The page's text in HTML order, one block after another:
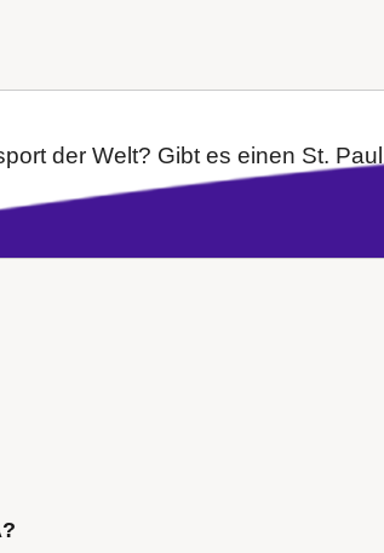
der Welt? Gibt es einen St.